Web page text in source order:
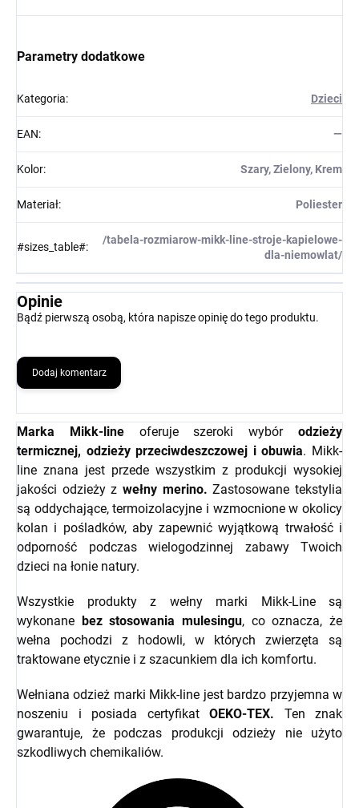
Parametry dodatkowe
Kategoria: Dzieci
EAN: —
Kolor: Szary, Zielony, Krem
Materiał: Poliester
#sizes_table#:
/tabela-rozmiarow-mikk-line-stroje-kapielowe-
dla-niemowlat/
Opinie
Bądź pierwszą osobą, która napisze opinię do tego produktu.
Dodaj komentarz
Marka Mikk-lineoferuje szeroki wybórodzieży
termicznej, odzieży przeciwdeszczowej i obuwia. Mikk-
line znana jest przede wszystkim z produkcji wysokiej
jakości odzieży z wełny merino. Zastosowane tekstylia
są oddychające, termoizolacyjne i wzmocnione w okolicy
kolan i pośladków, aby zapewnić wyjątkową trwałość i
odporność podczas wielogodzinnej zabawy Twoich
dzieci na łonie natury.
Wszystkie produkty z wełny marki Mikk-Line są
wykonane
bez stosowania mulesingu, co oznacza, że
wełna pochodzi z hodowli, w których zwierzęta są
traktowane etycznie i z szacunkiem dla ich komfortu.
Wełniana odzież marki Mikk-line jest bardzo przyjemna w
noszeniu i posiada certyfikat OEKO-TEX. Ten znak
gwarantuje, że podczas produkcji odzieży nie użyto
szkodliwych chemikaliów.